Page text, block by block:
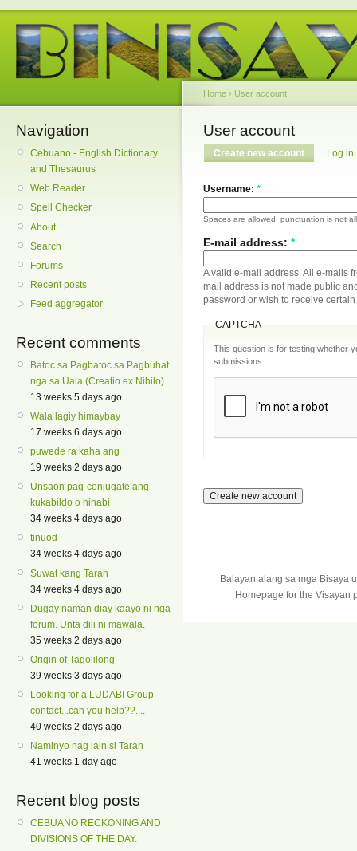
Navigation
Cebuano - English Dictionary
and Thesaurus
Web Reader
Spell Checker
About
Search
Forums
Recent posts
Feed aggregator
Recent comments
Batoc sa Pagbatoc sa Pagbuhat
nga sa Uala (Creatio ex Nihilo)
13 weeks 5 days ago
Wala lagiy himaybay
17 weeks 6 days ago
puwede ra kaha ang
19 weeks 2 days ago
Unsaon pag-conjugate ang
kukabildo o hinabi
34 weeks 4 days ago
tinuod
34 weeks 4 days ago
Suwat kang Tarah
34 weeks 4 days ago
Dugay naman diay kaayo ni nga
forum. Unta dili ni mawala.
35 weeks 2 days ago
Origin of Tagolilong
39 weeks 3 days ago
Looking for a LUDABI Group
contact...can you help??....
40 weeks 2 days ago
Naminyo nag lain si Tarah
41 weeks 1 day ago
Recent blog posts
CEBUANO RECKONING AND
DIVISIONS OF THE DAY.
Home › User account
User account
Create new account Log in
Username: *
Spaces are allowed; punctuation is not
E-mail address: *
A valid e-mail address. All e-mails
mail address is not made public
password or wish to receive
CAPTCHA
This question is for testing whether
submissions.
Balayan alang sa mga Bisaya
Homepage for the Visayan